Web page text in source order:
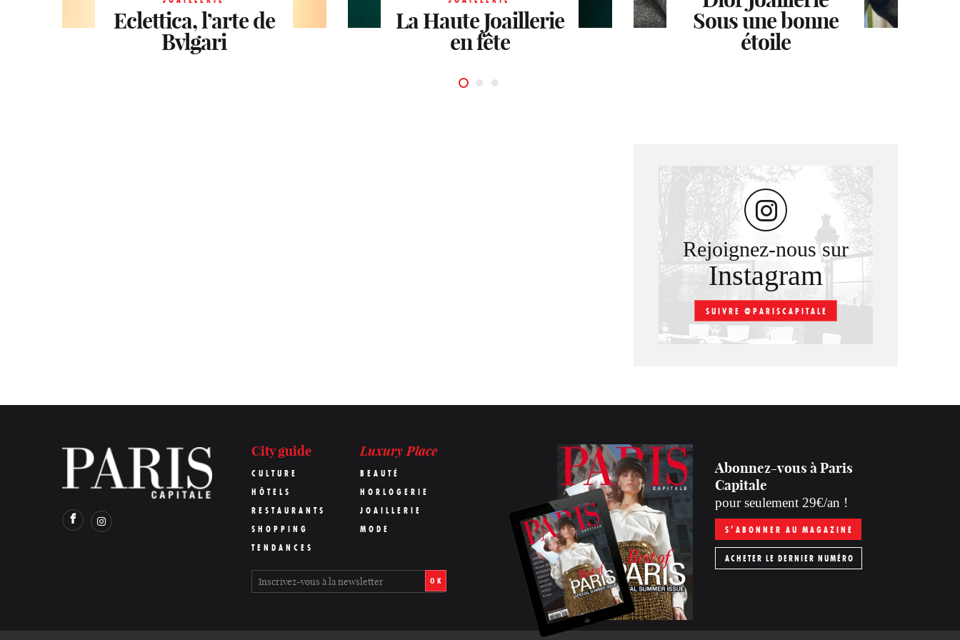
Eclettica, l’arte de
Bvlgari
La Haute Joaillerie
en fête
Sous une bonne
étoile
coffrets à bijoux
d’exception
miracle des carats
Chopard
boutique
parisienne
avec Harry
Winston
Le renouveau de
Piaget
Éloge de la
couleur
Rejoignez-nous sur
Instagram
SUIVRE @PARISCAPITALE
City guide
CULTURE
HÔTELS
RESTAURANTS
SHOPPING
TENDANCES
Luxury Place
BEAUTÉ
HORLOGERIE
JOAILLERIE
MODE
OK
Abonnez-vous à Paris
Capitale
pour seulement 29€/an !
S’ABONNER AU MAGAZINE
ACHETER LE DERNIER NUMÉRO